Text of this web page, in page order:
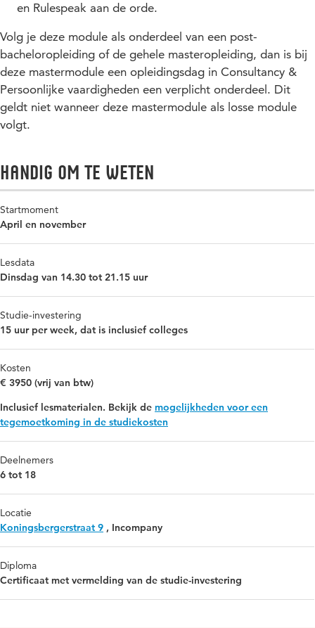
en Rulespeak aan de orde.
Volg je deze module als onderdeel van een post-
bacheloropleiding of de gehele masteropleiding, dan is bij
deze mastermodule een opleidingsdag in Consultancy &
Persoonlijke vaardigheden een verplicht onderdeel. Dit
geldt niet wanneer deze mastermodule als losse module
volgt.
Handig om te weten
Startmoment
April en november
Lesdata
Dinsdag van 14.30 tot 21.15 uur
Studie-investering
15 uur per week, dat is inclusief colleges
Kosten
€ 3950 (vrij van btw)
Inclusief lesmaterialen. Bekijk de mogelijkheden voor een
tegemoetkoming in de studiekosten
Deelnemers
6 tot 18
Locatie
Koningsbergerstraat 9 , Incompany
Diploma
Certificaat met vermelding van de studie-investering